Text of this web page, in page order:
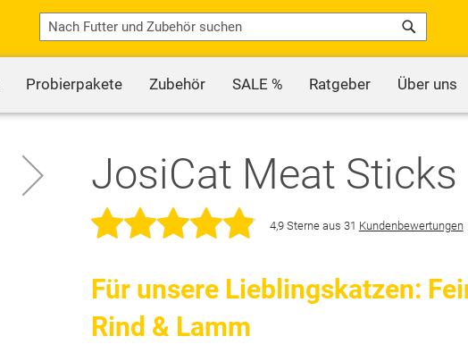
Search
Probierpakete Zubehör SALE % Ratgeber Über uns
JosiCat Meat Sticks
4,9 Sterne aus 31 Kundenbewertungen
Für unsere Lieblingskatzen:
Rind & Lamm